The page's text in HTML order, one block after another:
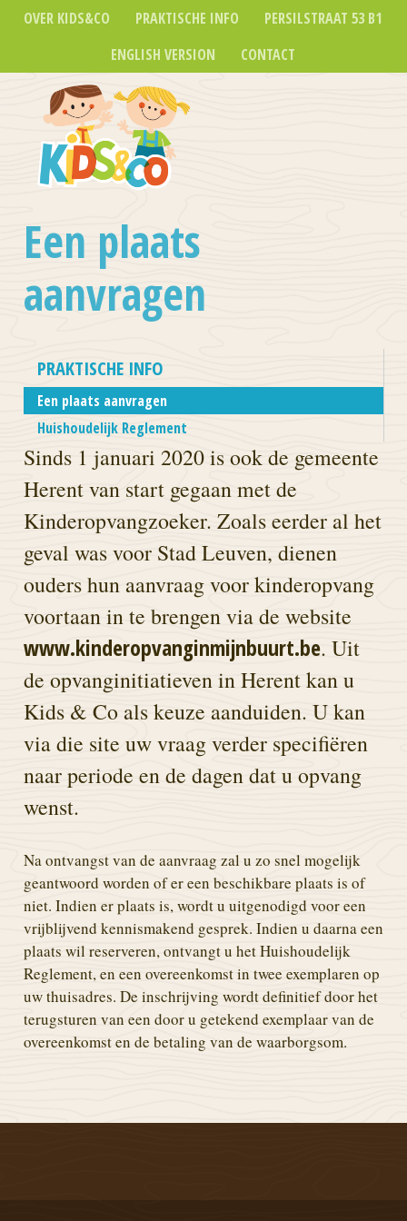
OVER KIDS&CO PRAKTISCHE INFO
PERSILSTRAAT 53 B1
ENGLISH VERSION
CONTACT
Een plaats
aanvragen
PRAKTISCHE INFO
Een plaats aanvragen
Huishoudelijk Reglement
Sinds 1 januari 2020 is ook de gemeente
Herent van start gegaan met de
Kinderopvangzoeker. Zoals eerder al het
geval was voor Stad Leuven, dienen
ouders hun aanvraag voor kinderopvang
voortaan in te brengen via de website
www.kinderopvanginmijnbuurt.be. Uit
de opvanginitiatieven in Herent kan u
Kids & Co als keuze aanduiden. U kan
via die site uw vraag verder specifiëren
naar periode en de dagen dat u opvang
wenst.
Na ontvangst van de aanvraag zal u zo snel mogelijk
geantwoord worden of er een beschikbare plaats is of
niet. Indien er plaats is, wordt u uitgenodigd voor een
vrijblijvend kennismakend gesprek. Indien u daarna een
plaats wil reserveren, ontvangt u het Huishoudelijk
Reglement, en een overeenkomst in twee exemplaren op
uw thuisadres. De inschrijving wordt definitief door het
terugsturen van een door u getekend exemplaar van de
overeenkomst en de betaling van de waarborgsom.